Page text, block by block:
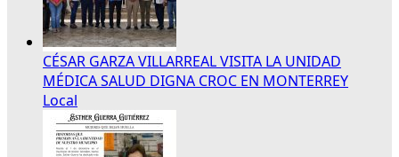
CÉSAR GARZA VILLARREAL VISITA LA UNIDAD
MÉDICA SALUD DIGNA CROC EN MONTERREY
Local